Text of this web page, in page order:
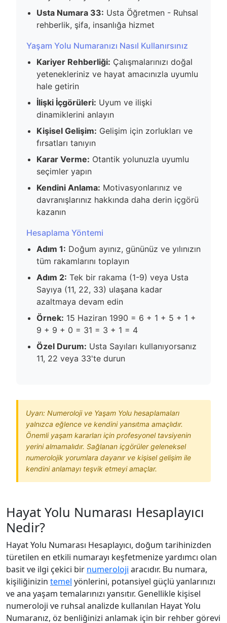
Usta Numara 33: Usta Öğretmen - Ruhsal
rehberlik, şifa, insanlığa hizmet
Yaşam Yolu Numaranızı Nasıl Kullanırsınız
Kariyer Rehberliği: Çalışmalarınızı doğal
yetenekleriniz ve hayat amacınızla uyumlu
hale getirin
İlişki İçgörüleri: Uyum ve ilişki
dinamiklerini anlayın
Kişisel Gelişim: Gelişim için zorlukları ve
fırsatları tanıyın
Karar Verme: Otantik yolunuzla uyumlu
seçimler yapın
Kendini Anlama: Motivasyonlarınız ve
davranışlarınız hakkında daha derin içgörü
kazanın
Hesaplama Yöntemi
Adım 1: Doğum ayınız, gününüz ve yılınızın
tüm rakamlarını toplayın
Adım 2: Tek bir rakama (1-9) veya Usta
Sayıya (11, 22, 33) ulaşana kadar
azaltmaya devam edin
Örnek: 15 Haziran 1990 = 6 + 1 + 5 + 1 +
9 + 9 + 0 = 31 = 3 + 1 = 4
Özel Durum: Usta Sayıları kullanıyorsanız
11, 22 veya 33'te durun
Uyarı: Numeroloji ve Yaşam Yolu hesaplamaları
yalnızca eğlence ve kendini yansıtma amaçlıdır.
Önemli yaşam kararları için profesyonel tavsiyenin
yerini almamalıdır. Sağlanan içgörüler geleneksel
numerolojik yorumlara dayanır ve kişisel gelişim ile
kendini anlamayı teşvik etmeyi amaçlar.
Hayat Yolu Numarası Hesaplayıcı
Nedir?
Hayat Yolu Numarası Hesaplayıcı, doğum tarihinizden
türetilen en etkili numarayı keşfetmenize yardımcı olan
basit ve ilgi çekici bir numeroloji aracıdır. Bu numara,
kişiliğinizin temel yönlerini, potansiyel güçlü yanlarınızı
ve ana yaşam temalarınızı yansıtır. Genellikle kişisel
numeroloji ve ruhsal analizde kullanılan Hayat Yolu
Numaranız, öz benliğinizi anlamak için bir rehber görevi